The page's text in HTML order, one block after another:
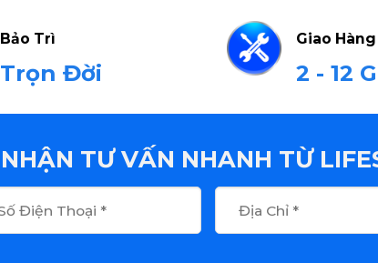
Bảo Trì
Trọn Đời
Giao
2 - 12
NHẬN TƯ VẤN NHANH TỪ